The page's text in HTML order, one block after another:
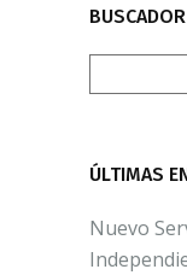
BUSCADOR
ÚLTIMAS
Nuevo